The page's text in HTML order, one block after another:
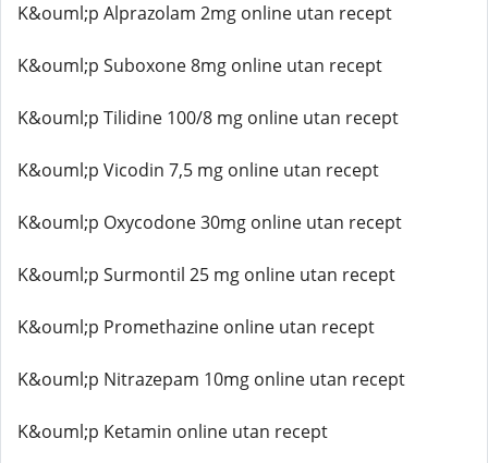
K&ouml;p Alprazolam 2mg online utan recept
K&ouml;p Suboxone 8mg online utan recept
K&ouml;p Tilidine 100/8 mg online utan recept
K&ouml;p Vicodin 7,5 mg online utan recept
K&ouml;p Oxycodone 30mg online utan recept
K&ouml;p Surmontil 25 mg online utan recept
K&ouml;p Promethazine online utan recept
K&ouml;p Nitrazepam 10mg online utan recept
K&ouml;p Ketamin online utan recept